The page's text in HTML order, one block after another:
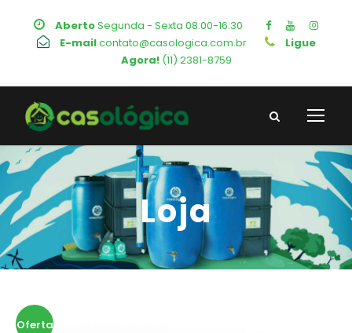
AbertoSegunda - Sexta 08:00-16:30
E-mailcontato@casologica.com.br
Ligue
Agora!(11) 2381-8759
Loja
Oferta